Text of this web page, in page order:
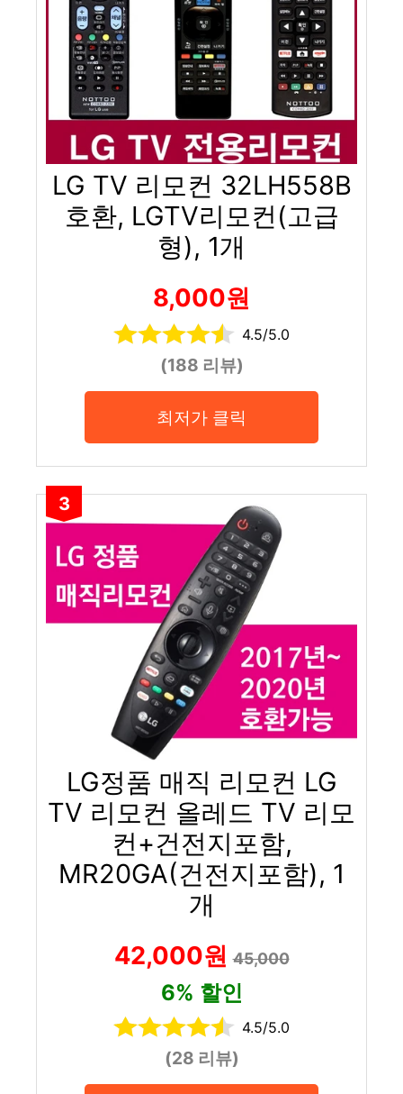
LG TV 리모컨 32LH558B
호환, LGTV리모컨(고급
형), 1개
8,000원
4.5/5.0
(188 리뷰)
최저가 클릭
3
LG정품 매직 리모컨 LG
TV 리모컨 올레드 TV 리모
컨+건전지포함,
MR20GA(건전지포함), 1
개
42,000원45,000
6% 할인
4.5/5.0
(28 리뷰)